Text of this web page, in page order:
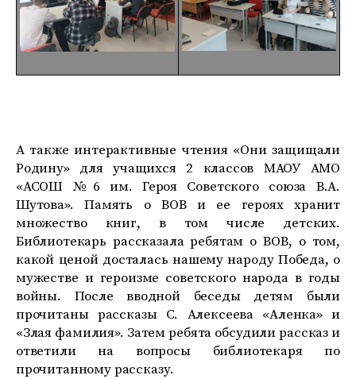
А также интерактивные чтения «Они защищали
Родину» для учащихся 2 классов МАОУ АМО
«АСОШ №6 им. Героя Советского союза В.А.
Шутова». Память о ВОВ и ее героях хранит
множество книг, в том числе детских.
Библиотекарь рассказала ребятам о ВОВ, о том,
какой ценой досталась нашему народу Победа, о
мужестве и героизме советского народа в годы
войны. После вводной беседы детям были
прочитаны рассказы С. Алексеева «Аленка» и
«Злая фамилия». Затем ребята обсудили рассказ и
ответили на вопросы библиотекаря по
прочитанному рассказу.